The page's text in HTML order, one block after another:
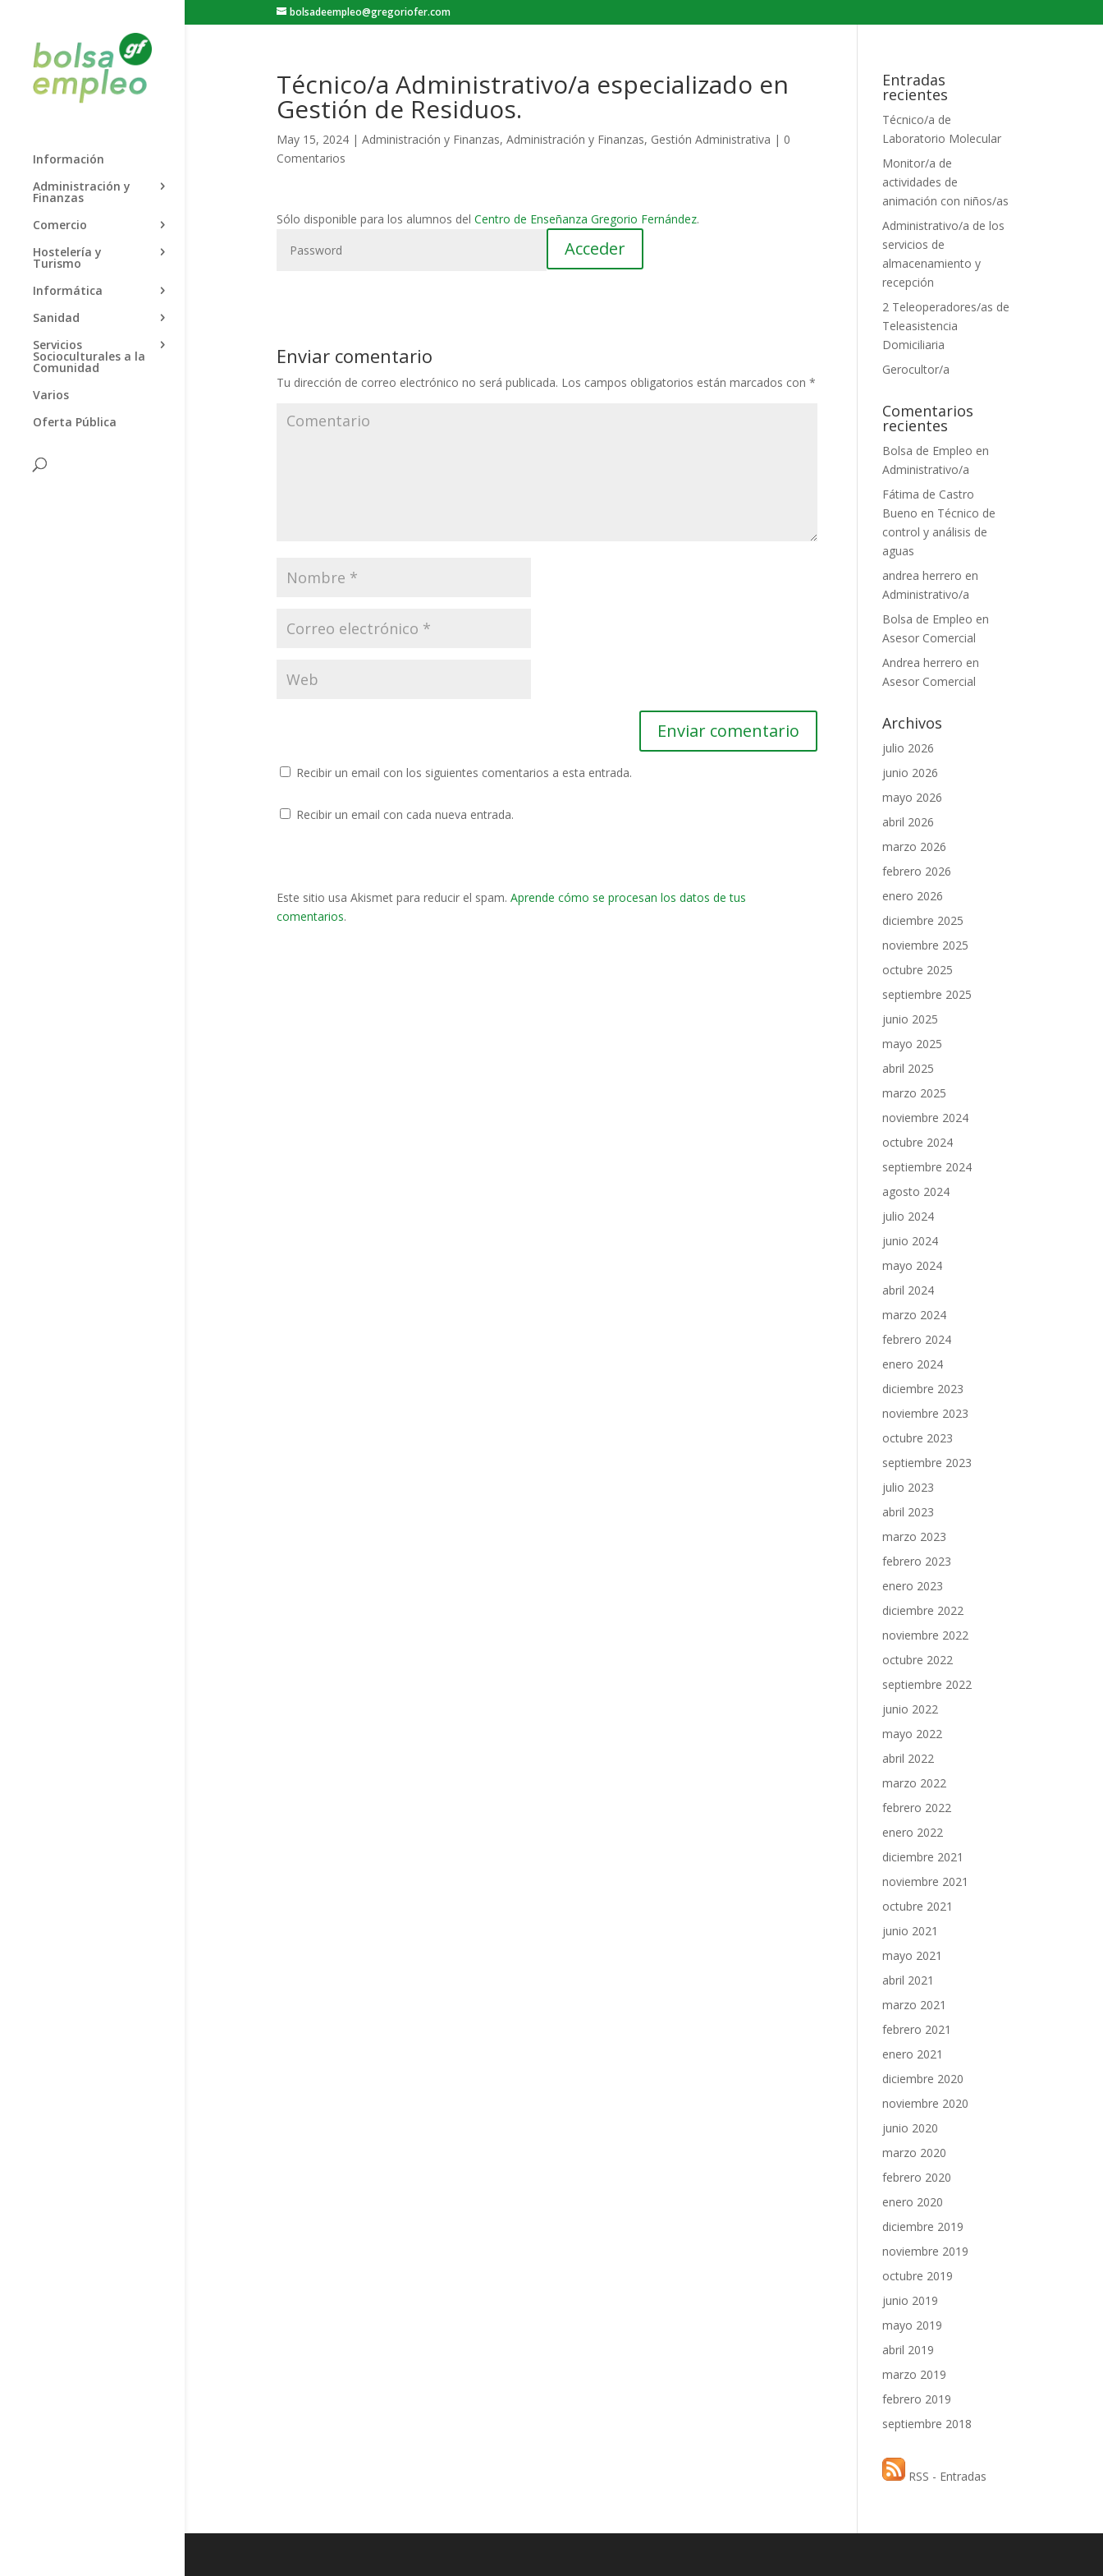
bolsadeempleo@gregoriofer.com
Información
Administración y
Finanzas
Comercio
Hostelería y
Turismo
Informática
Sanidad
Servicios
Socioculturales a la
Comunidad
Varios
Oferta Pública
Técnico/a Administrativo/a especializado en
Gestión de Residuos.
May 15, 2024| Administración y Finanzas, Administración y Finanzas, Gestión Administrativa | 0
Comentarios
Sólo disponible para los alumnos del Centro de Enseñanza Gregorio Fernández.
Enviar comentario
Tu dirección de correo electrónico no será publicada. Los campos obligatorios están marcados con *
Recibir un email con los siguientes comentarios a esta entrada.
Recibir un email con cada nueva entrada.
Este sitio usa Akismet para reducir el spam. Aprende cómo se procesan los datos de tus
comentarios.
Entradas
recientes
Técnico/a de
Laboratorio Molecular
Monitor/a de
actividades de
animación con niños/as
Administrativo/a de los
servicios de
almacenamiento y
recepción
2 Teleoperadores/as de
Teleasistencia
Domiciliaria
Gerocultor/a
Comentarios
recientes
Bolsa de Empleo en
Administrativo/a
Fátima de Castro
Bueno en Técnico de
control y análisis de
aguas
andrea herrero en
Administrativo/a
Bolsa de Empleo en
Asesor Comercial
Andrea herrero en
Asesor Comercial
Archivos
julio 2026
junio 2026
mayo 2026
abril 2026
marzo 2026
febrero 2026
enero 2026
diciembre 2025
noviembre 2025
octubre 2025
septiembre 2025
junio 2025
mayo 2025
abril 2025
marzo 2025
noviembre 2024
octubre 2024
septiembre 2024
agosto 2024
julio 2024
junio 2024
mayo 2024
abril 2024
marzo 2024
febrero 2024
enero 2024
diciembre 2023
noviembre 2023
octubre 2023
septiembre 2023
julio 2023
abril 2023
marzo 2023
febrero 2023
enero 2023
diciembre 2022
noviembre 2022
octubre 2022
septiembre 2022
junio 2022
mayo 2022
abril 2022
marzo 2022
febrero 2022
enero 2022
diciembre 2021
noviembre 2021
octubre 2021
junio 2021
mayo 2021
abril 2021
marzo 2021
febrero 2021
enero 2021
diciembre 2020
noviembre 2020
junio 2020
marzo 2020
febrero 2020
enero 2020
diciembre 2019
noviembre 2019
octubre 2019
junio 2019
mayo 2019
abril 2019
marzo 2019
febrero 2019
septiembre 2018
RSS - Entradas